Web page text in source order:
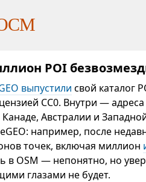
POI
выпустили свой каталог
CC0. Внутри —
Австралии и
например, после
точек, включая миллион
в OSM — непонятно, но
глазами не будет.